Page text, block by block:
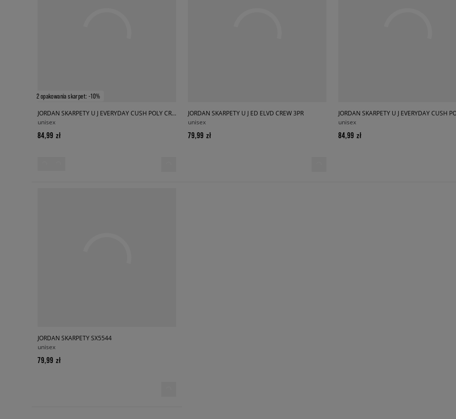
2 opakowania skarpet: -10%
JORDAN SKARPETY U J EVERYDAY CUSH POLY CREW 3PR
unisex
84,99 zł
JORDAN SKARPETY U J ED ELVD CREW 3PR
unisex
79,99 zł
unisex
84,99 zł
JORDAN SKARPETY SX5544
unisex
79,99 zł